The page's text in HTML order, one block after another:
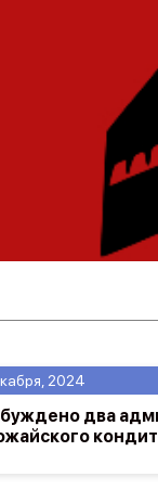
2024
два